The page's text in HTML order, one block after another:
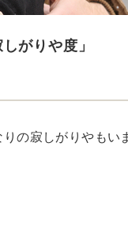
がりや度」
の寂しがりやもい